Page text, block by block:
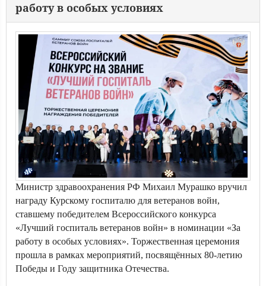
работу в особых условиях
Министр здравоохранения РФ Михаил Мурашко вручил
награду Курскому госпиталю для ветеранов войн,
ставшему победителем Всероссийского конкурса
«Лучший госпиталь ветеранов войн» в номинации «За
работу в особых условиях». Торжественная церемония
прошла в рамках мероприятий, посвящённых 80-летию
Победы и Году защитника Отечества.